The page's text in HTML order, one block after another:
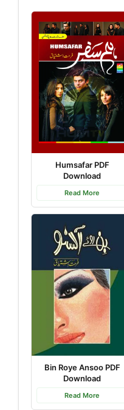
Humsafar PDF
Download
Read More
Bin Roye Ansoo PDF
Download
Read More